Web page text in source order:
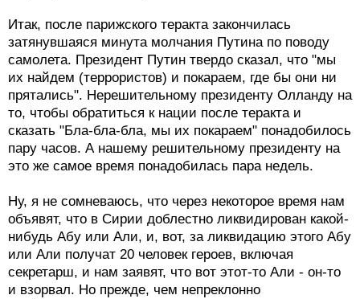
Итак, после парижского теракта закончилась
затянувшаяся минута молчания Путина по поводу
самолета. Президент Путин твердо сказал, что "мы
их найдем (террористов) и покараем, где бы они ни
прятались". Нерешительному президенту Олланду на
то, чтобы обратиться к нации после теракта и
сказать "Бла-бла-бла, мы их покараем" понадобилось
пару часов. А нашему решительному президенту на
это же самое время понадобилась пара недель.
Ну, я не сомневаюсь, что через некоторое время нам
объявят, что в Сирии доблестно ликвидирован какой-
нибудь Абу или Али, и, вот, за ликвидацию этого Абу
или Али получат 20 человек героев, включая
секретарш, и нам заявят, что вот этот-то Али - он-то
и взорвал. Но прежде, чем непреклонно